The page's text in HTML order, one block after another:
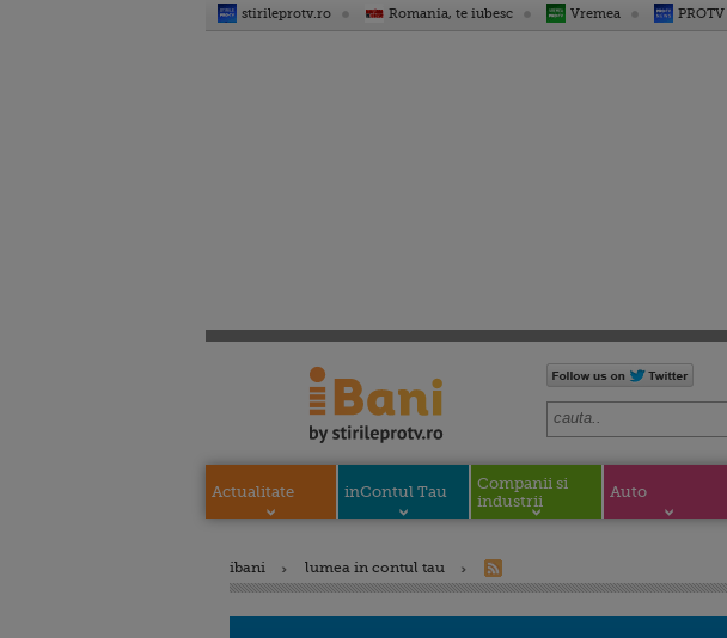
stirileprotv.ro Romania, te iubesc Vremea PROTV
Actualitate inContul Tau
Companii si
industrii
Auto
ibani lumea in contul tau